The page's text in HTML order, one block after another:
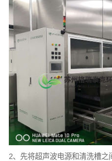
2、先将超声波电源和清洗槽